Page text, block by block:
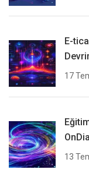
E-
17
13